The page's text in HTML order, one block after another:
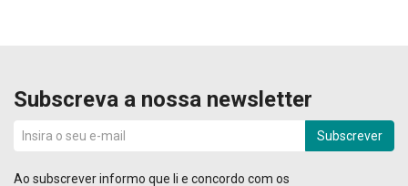
Subscreva a nossa newsletter
Subscrever
Ao subscrever informo que li e concordo com os